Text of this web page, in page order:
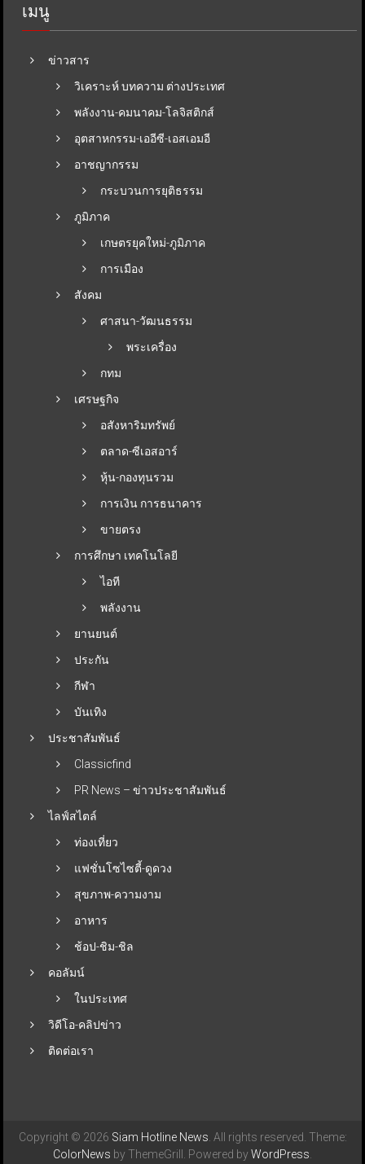
เมนู
ข่าวสาร
วิเคราะห์ บทความ ต่างประเทศ
พลังงาน-คมนาคม-โลจิสติกส์
อุตสาหกรรม-เออีซี-เอสเอมอี
อาชญากรรม
กระบวนการยุติธรรม
ภูมิภาค
เกษตรยุคใหม่-ภูมิภาค
การเมือง
สังคม
ศาสนา-วัฒนธรรม
พระเครื่อง
กทม
เศรษฐกิจ
อสังหาริมทรัพย์
ตลาด-ซีเอสอาร์
หุ้น-กองทุนรวม
การเงิน การธนาคาร
ขายตรง
การศึกษา เทคโนโลยี
ไอที
พลังงาน
ยานยนต์
ประกัน
กีฬา
บันเทิง
ประชาสัมพันธ์
Classicfind
PR News – ข่าวประชาสัมพันธ์
ไลฟ์สไตล์
ท่องเที่ยว
แฟชั่นโซไซตี้-ดูดวง
สุขภาพ-ความงาม
อาหาร
ช้อป-ชิม-ชิล
คอลัมน์
ในประเทศ
วิดีโอ-คลิปข่าว
ติดต่อเรา
Copyright © 2026 Siam Hotline News . All rights reserved. Theme:
ColorNews by ThemeGrill. Powered byWordPress